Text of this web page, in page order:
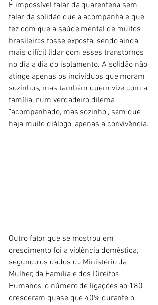
É impossível falar da quarentena sem
falar da solidão que a acompanha e que
fez com que a saúde mental de muitos
brasileiros fosse exposta, sendo ainda
mais difícil lidar com esses transtornos
no dia a dia do isolamento. A solidão não
atinge apenas os indivíduos que moram
sozinhos, mas também quem vive com a
família, num verdadeiro dilema
"acompanhado, mas sozinho", sem que
haja muito diálogo, apenas a convivência.
Outro fator que se mostrou em
crescimento foi a violência doméstica,
segundo os dados do Ministério da
Mulher, da Família e dos Direitos
Humanos, o número de ligações ao 180
cresceram quase que 40% durante o